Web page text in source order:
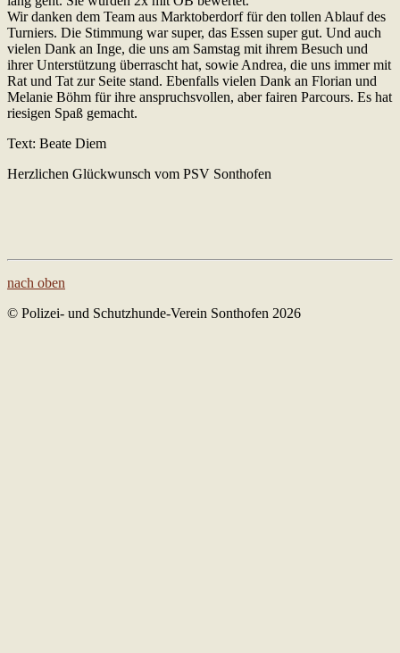
Wir danken dem Team aus Marktoberdorf für den tollen Ablauf des
Turniers. Die Stimmung war super, das Essen super gut. Und auch
vielen Dank an Inge, die uns am Samstag mit ihrem Besuch und
ihrer Unterstützung überrascht hat, sowie Andrea, die uns immer mit
Rat und Tat zur Seite stand. Ebenfalls vielen Dank an Florian und
Melanie Böhm für ihre anspruchsvollen, aber fairen Parcours. Es hat
riesigen Spaß gemacht.
Text: Beate Diem
Herzlichen Glückwunsch vom PSV Sonthofen
nach oben
© Polizei- und Schutzhunde-Verein Sonthofen 2026